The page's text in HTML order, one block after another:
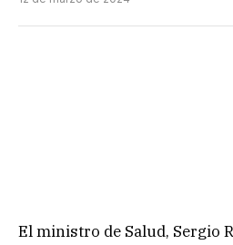
El ministro de Salud, Sergio